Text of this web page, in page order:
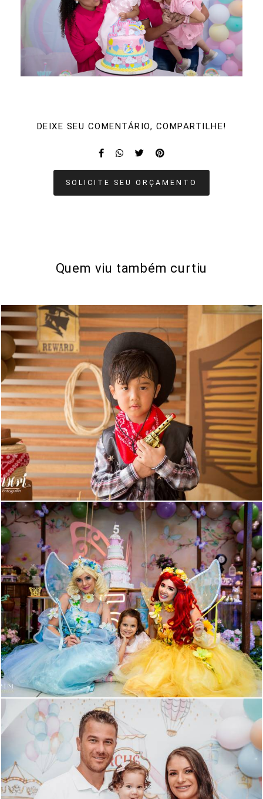
DEIXE SEU COMENTÁRIO, COMPARTILHE!
SOLICITE SEU ORÇAMENTO
Quem viu também curtiu
721 1
445 0